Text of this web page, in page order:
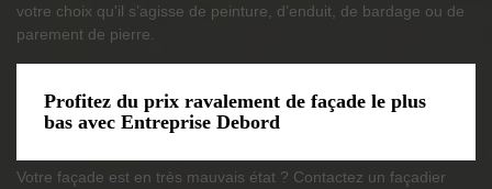
votre choix qu'il s’agisse de peinture, d’enduit, de bardage ou de
parement de pierre.
Profitez du prix ravalement de façade le plus
bas avec Entreprise Debord
Votre façade est en très mauvais état ? Contactez un façadier